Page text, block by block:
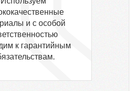
и с особой
к гарантийным